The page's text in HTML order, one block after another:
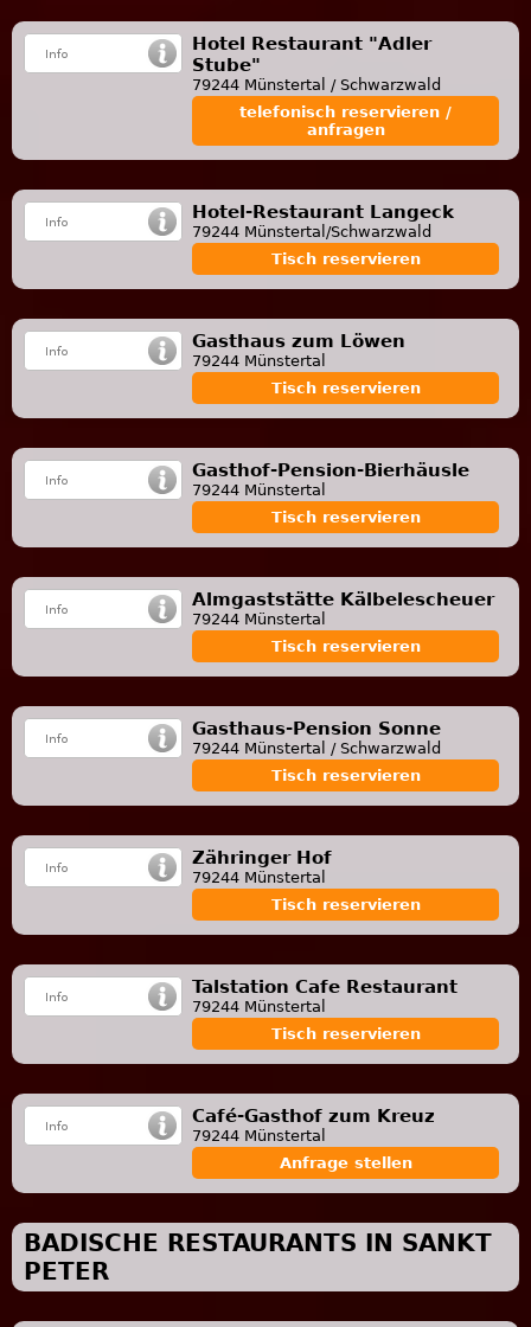
Hotel Restaurant "Adler
Stube"
79244 Münstertal / Schwarzwald
telefonisch reservieren /
anfragen
Hotel-Restaurant Langeck
79244 Münstertal/Schwarzwald
Tisch reservieren
Gasthaus zum Löwen
79244 Münstertal
Tisch reservieren
Gasthof-Pension-Bierhäusle
79244 Münstertal
Tisch reservieren
Almgaststätte Kälbelescheuer
79244 Münstertal
Tisch reservieren
Gasthaus-Pension Sonne
79244 Münstertal / Schwarzwald
Tisch reservieren
Zähringer Hof
79244 Münstertal
Tisch reservieren
Talstation Cafe Restaurant
79244 Münstertal
Tisch reservieren
Café-Gasthof zum Kreuz
79244 Münstertal
Anfrage stellen
BADISCHE RESTAURANTS IN SANKT
PETER